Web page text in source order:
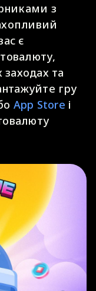
з
є
заходах та
гру
App Store і